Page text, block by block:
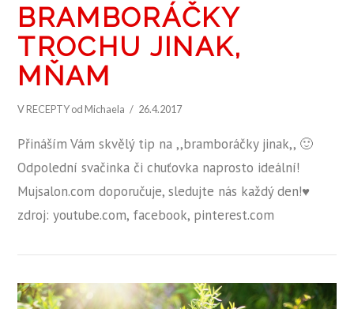
ZOBRAZIT PŘÍSPĚVEK
BRAMBORÁČKY
TROCHU JINAK,
MŇAM
VRECEPTYod Michaela 26.4.2017
Přináším Vám skvělý tip na ,,bramboráčky jinak,, 🙂
Odpolední svačinka či chuťovka naprosto ideální!
Mujsalon.com doporučuje, sledujte nás každý den!♥
zdroj: youtube.com, facebook, pinterest.com